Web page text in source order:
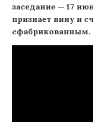
заседание — 17
признает вину и
сфабрикованным.